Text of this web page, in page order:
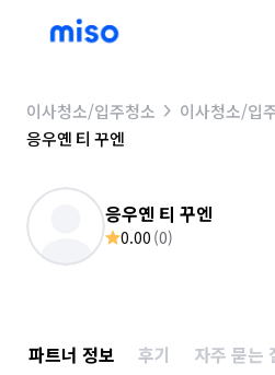
이사청소/입주청소
이사청소/입
응우옌 티 꾸엔
응우옌 티 꾸엔
0.00 (0)
파트너 정보 후기 자주 묻는